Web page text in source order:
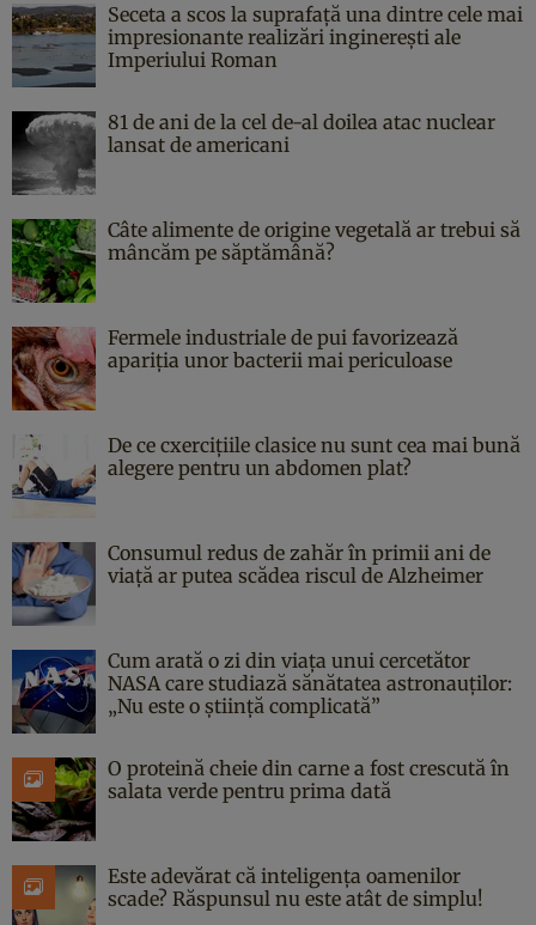
Seceta a scos la suprafață una dintre cele mai
impresionante realizări inginerești ale
Imperiului Roman
81 de ani de la cel de-al doilea atac nuclear
lansat de americani
Câte alimente de origine vegetală ar trebui să
mâncăm pe săptămână?
Fermele industriale de pui favorizează
apariția unor bacterii mai periculoase
De ce cxercițiile clasice nu sunt cea mai bună
alegere pentru un abdomen plat?
Consumul redus de zahăr în primii ani de
viață ar putea scădea riscul de Alzheimer
Cum arată o zi din viața unui cercetător
NASA care studiază sănătatea astronauților:
„Nu este o știință complicată”
O proteină cheie din carne a fost crescută în
salata verde pentru prima dată
Este adevărat că inteligența oamenilor
scade? Răspunsul nu este atât de simplu!